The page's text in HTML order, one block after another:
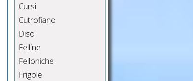
Cursi
Cutrofiano
Diso
Felline
Felloniche
Frigole